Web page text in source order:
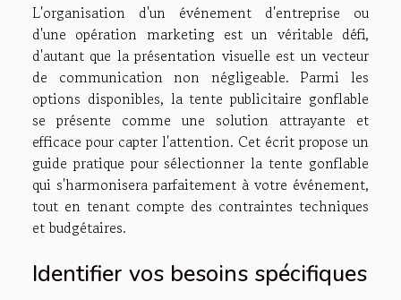
L'organisation d'un événement d'entreprise ou
d'une opération marketing est un véritable défi,
d'autant que la présentation visuelle est un vecteur
de communication non négligeable. Parmi les
options disponibles, la tente publicitaire gonflable
se présente comme une solution attrayante et
efficace pour capter l'attention. Cet écrit propose un
guide pratique pour sélectionner la tente gonflable
qui s'harmonisera parfaitement à votre événement,
tout en tenant compte des contraintes techniques
et budgétaires.
Identifier vos besoins spécifiques